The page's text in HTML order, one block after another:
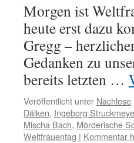
Morgen ist
heute erst dazu
Gregg –
Gedanken zu
bereits letzten …
Veröffentlicht unter Nachlese
Dälken, Ingeborg
Mischa Bach, Mörderische
Weltfrauentag | Kommentar